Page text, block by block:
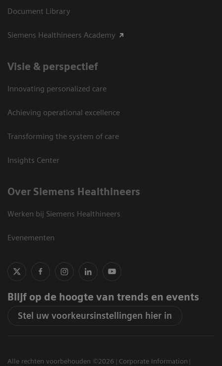
Document Library
Siemens Healthineers Academy
Visie & perspectief
Innovating personalized care
Achieving operational excellence
Transforming the system of care
Insights Center
Over Siemens Healthineers
Werken bij Siemens Healthineers
Evenementen
Blijf op de hoogte van trends en events
Stel uw voorkeursinstellingen hier in
Alle rechten voorbehouden ©2026
Corporate Information